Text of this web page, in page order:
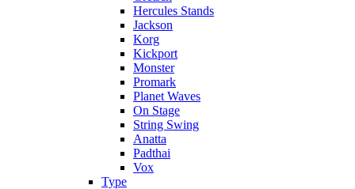
Hercules Stands
Jackson
Korg
Kickport
Monster
Promark
Planet Waves
On Stage
String Swing
Anatta
Padthai
Vox
Type